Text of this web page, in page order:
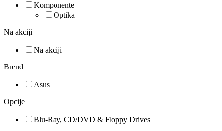
Komponente
Optika
Na akciji
Na akciji
Brend
Asus
Opcije
Blu-Ray, CD/DVD & Floppy Drives